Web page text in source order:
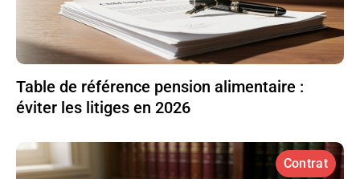
Table de référence pension alimentaire :
éviter les litiges en 2026
Contrat